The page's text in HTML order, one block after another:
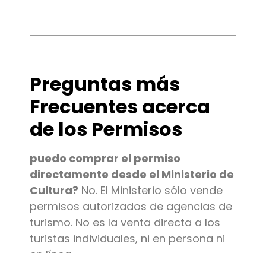
Preguntas más
Frecuentes acerca
de los Permisos
puedo comprar el permiso
directamente desde el Ministerio de
Cultura? No. El Ministerio sólo vende
permisos autorizados de agencias de
turismo. No es la venta directa a los
turistas individuales, ni en persona ni